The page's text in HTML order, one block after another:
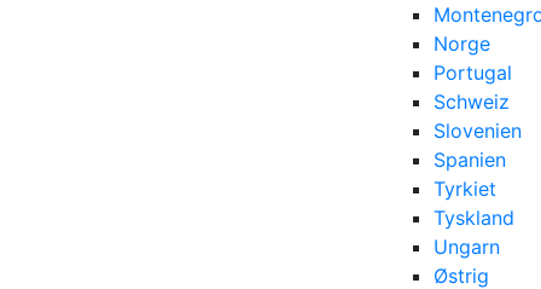
Norge
Portugal
Schweiz
Slovenien
Spanien
Tyrkiet
Tyskland
Ungarn
Østrig